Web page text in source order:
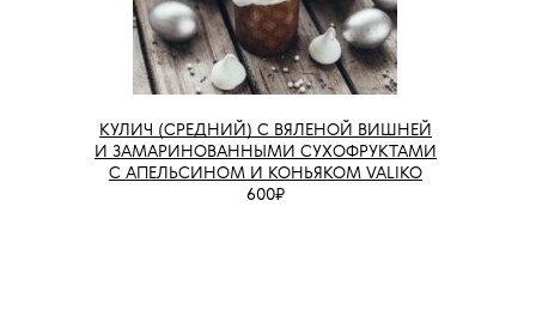
КУЛИЧ (СРЕДНИЙ) С ВЯЛЕНОЙ ВИШНЕЙ
И ЗАМАРИНОВАННЫМИ СУХОФРУКТАМИ
С АПЕЛЬСИНОМ И КОНЬЯКОМ VALIKO
600₽